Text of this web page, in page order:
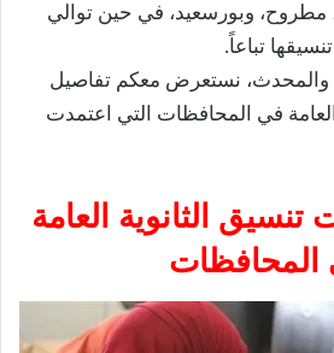
وبورسعيد، في حين توالي
تباعاً.
والمحدث، نستعرض معكم تفاصيل
في المحافظات التي اعتمدت
الثانوية العامة
المحافظات